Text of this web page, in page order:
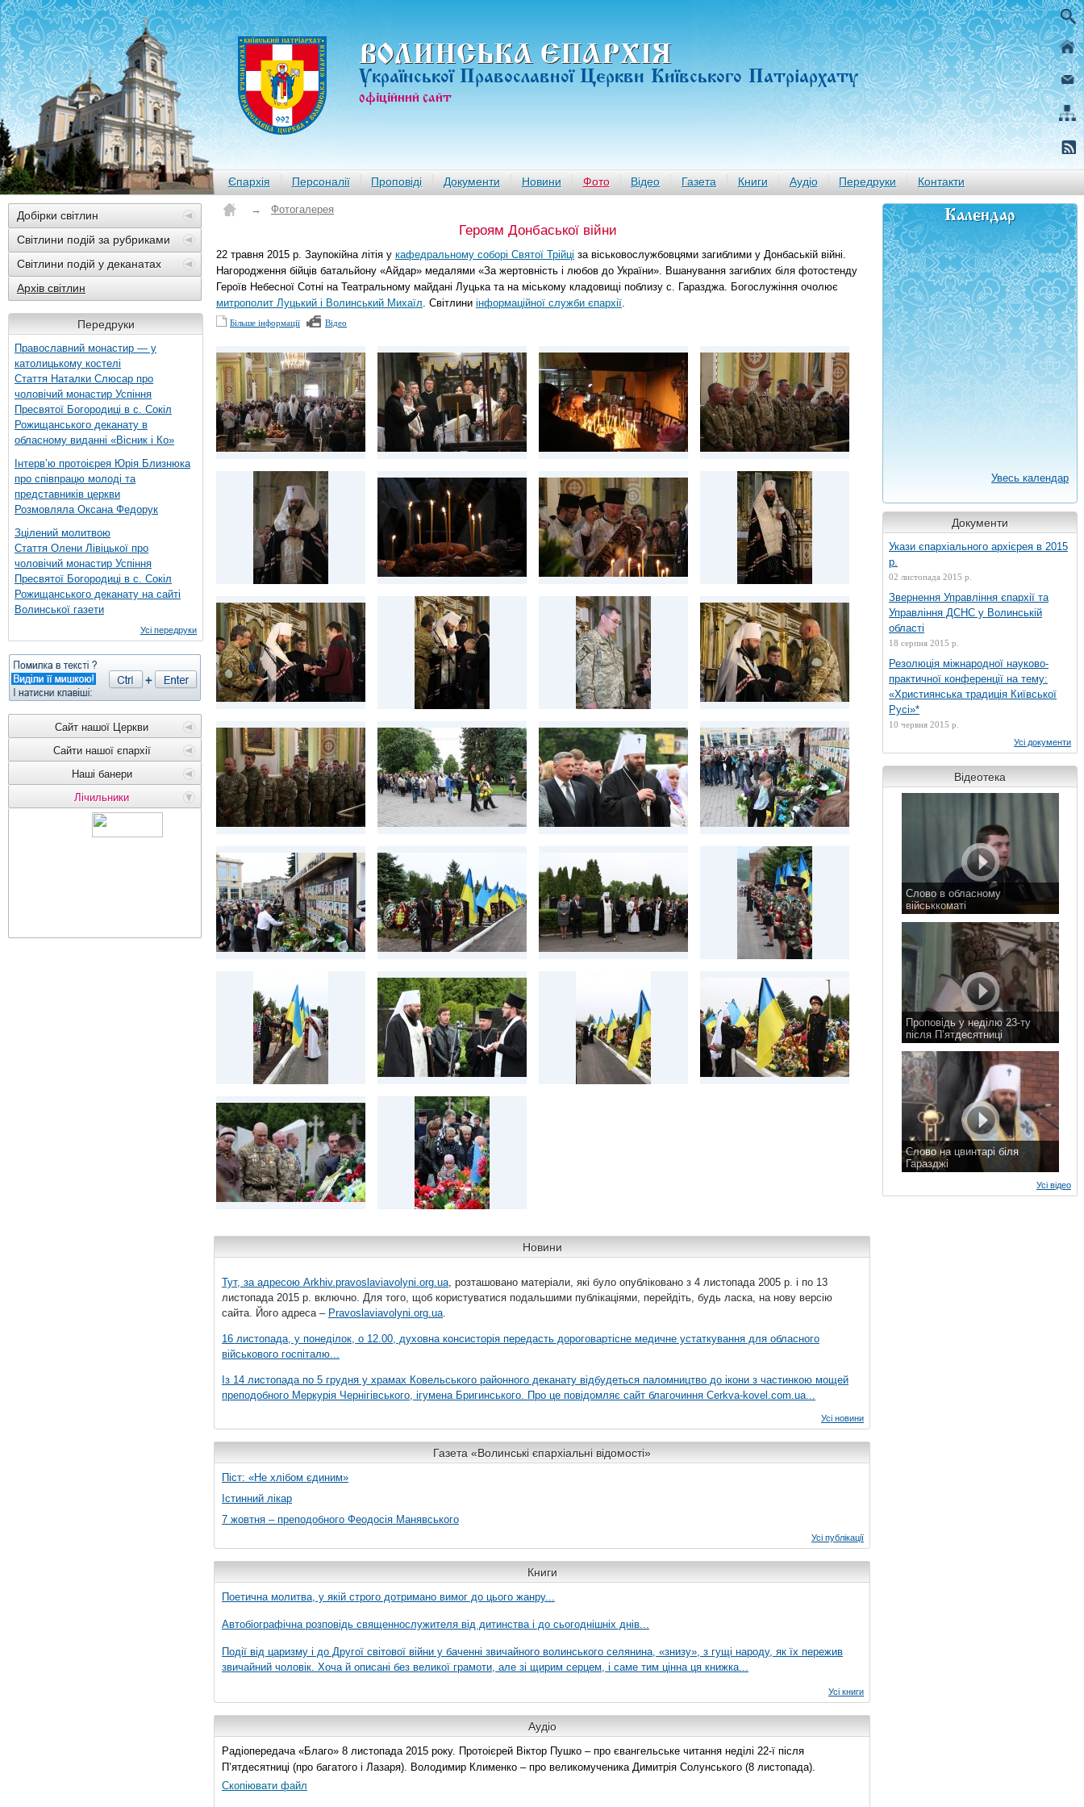
ВОЛИНСЬКА ЄПАРХIЯ
Української Православної Церкви Київського Патріархату
офiцiйний сайт
Єпархія Персоналії Проповіді Документи Новини Фото Відео Газета Книги Аудіо Передруки Контакти
Добірки світлин
Світлини подій за рубриками
Світлини подій у деканатах
Архів світлин
Передруки
Православний монастир — у
католицькому костелі
Стаття Наталки Слюсар про
чоловічий монастир Успіння
Пресвятої Богородиці в с. Сокіл
Рожищанського деканату в
обласному виданні «Вісник і Ко»
Інтерв’ю протоієрея Юрія Близнюка
про співпрацю молоді та
представників церкви
Розмовляла Оксана Федорук
Зцілений молитвою
Стаття Олени Лівіцької про
чоловічий монастир Успіння
Пресвятої Богородиці в с. Сокіл
Рожищанського деканату на сайті
Волинської газети
Усі передруки
Сайт нашої Церкви
Сайти нашої єпархії
Наші банери
Лічильники
→ Фотогалерея
Героям Донбаської війни
22 травня 2015 р. Заупокійна літія у кафедральному соборі Святої Трійці за віськовослужбовцями загиблими у Донбаській війні.
Нагородження бійців батальйону «Айдар» медалями «За жертовність і любов до України». Вшанування загиблих біля фотостенду
Героїв Небесної Сотні на Театральному майдані Луцька та на міському кладовищі поблизу с. Гаразджа. Богослужіння очолює
митрополит Луцький і Волинський Михаїл. Світлини інформаційної служби єпархії.
Більше інформації Відео
Новини
Тут, за адресою Arkhiv.pravoslaviavolyni.org.ua, розташовано матеріали, які було опубліковано з 4 листопада 2005 р. і по 13
листопада 2015 р. включно. Для того, щоб користуватися подальшими публікаціями, перейдіть, будь ласка, на нову версію
сайта. Його адреса – Pravoslaviavolyni.org.ua.
16 листопада, у понеділок, о 12.00, духовна консисторія передасть дороговартісне медичне устаткування для обласного
військового госпіталю...
Із 14 листопада по 5 грудня у храмах Ковельського районного деканату відбудеться паломництво до ікони з частинкою мощей
преподобного Меркурія Чернігівського, ігумена Бригинського. Про це повідомляє сайт благочиння Сerkva-kovel.com.ua...
Усі новини
Газета «Волинські єпархіальні відомості»
Піст: «Не хлібом єдиним»
Істинний лікар
7 жовтня – преподобного Феодосія Манявського
Усі публікації
Книги
Поетична молитва, у якій строго дотримано вимог до цього жанру...
Автобіографічна розповідь священнослужителя від дитинства і до сьогоднішніх днів...
Події від царизму і до Другої світової війни у баченні звичайного волинського селянина, «знизу», з гущі народу, як їх пережив
звичайний чоловік. Хоча й описані без великої грамоти, але зі щирим серцем, і саме тим цінна ця книжка...
Усі книги
Аудіо
Радіопередача «Благо» 8 листопада 2015 року. Протоієрей Віктор Пушко – про євангельське читання неділі 22-ї після
П’ятдесятниці (про багатого і Лазаря). Володимир Клименко – про великомученика Димитрія Солунського (8 листопада).
Скопіювати файл
Календар
Увесь календар
Документи
Укази єпархіального архієрея в 2015
р.
02 листопада 2015 р.
Звернення Управління єпархії та
Управління ДСНС у Волинській
області
18 серпня 2015 р.
Резолюція міжнародної науково-
практичної конференції на тему:
«Християнська традиція Київської
Русі»*
10 червня 2015 р.
Усі документи
Відеотека
Слово в обласному
військкоматі
Проповідь у неділю 23-ту
після П’ятдесятниці
Слово на цвинтарі біля
Гаразджі
Усі відео